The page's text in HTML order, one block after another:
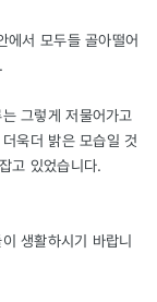
에서 모두들 골아떨어
그렇게 저물어가고
욱더 밝은 모습일 것
고 있었습니다.
생활하시기 바랍니